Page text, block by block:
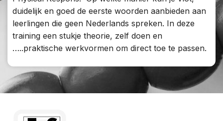
duidelijk en goed de eerste woorden aanbieden aan
leerlingen die geen Nederlands spreken. In deze
training een stukje theorie, zelf doen en
…..praktische werkvormen om direct toe te passen.